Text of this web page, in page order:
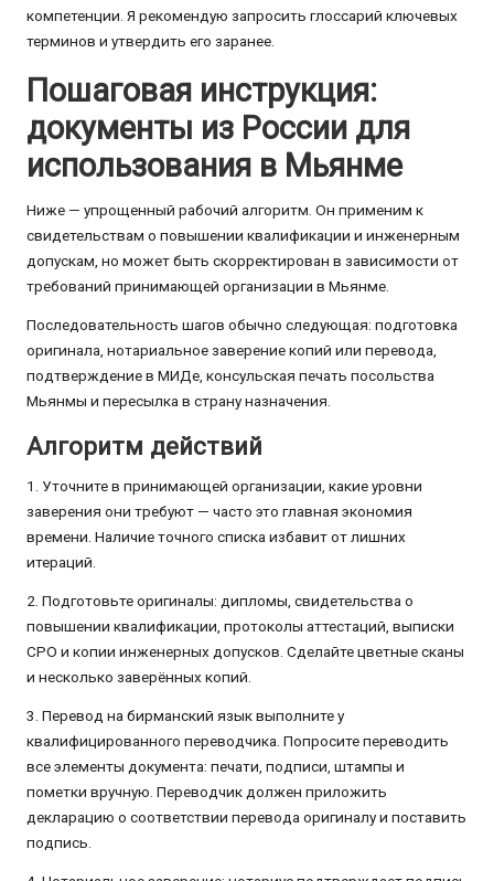
компетенции. Я рекомендую запросить глоссарий ключевых
терминов и утвердить его заранее.
Пошаговая инструкция:
документы из России для
использования в Мьянме
Ниже — упрощенный рабочий алгоритм. Он применим к
свидетельствам о повышении квалификации и инженерным
допускам, но может быть скорректирован в зависимости от
требований принимающей организации в Мьянме.
Последовательность шагов обычно следующая: подготовка
оригинала, нотариальное заверение копий или перевода,
подтверждение в МИДе, консульская печать посольства
Мьянмы и пересылка в страну назначения.
Алгоритм действий
1. Уточните в принимающей организации, какие уровни
заверения они требуют — часто это главная экономия
времени. Наличие точного списка избавит от лишних
итераций.
2. Подготовьте оригиналы: дипломы, свидетельства о
повышении квалификации, протоколы аттестаций, выписки
СРО и копии инженерных допусков. Сделайте цветные сканы
и несколько заверённых копий.
3. Перевод на бирманский язык выполните у
квалифицированного переводчика. Попросите переводить
все элементы документа: печати, подписи, штампы и
пометки вручную. Переводчик должен приложить
декларацию о соответствии перевода оригиналу и поставить
подпись.